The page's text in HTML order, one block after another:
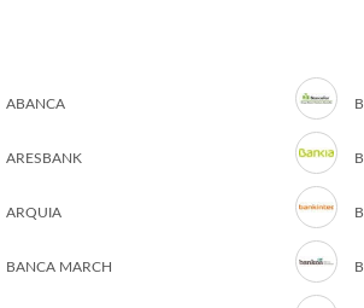
ABANCA
ARESBANK
ARQUIA
BANCA MARCH